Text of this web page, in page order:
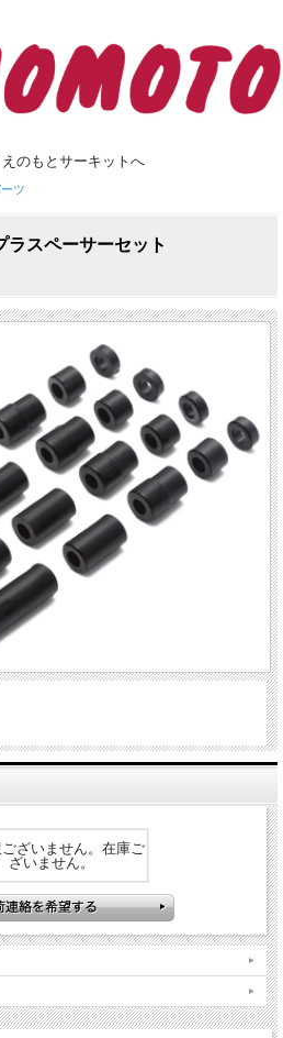
のもとサーキットへ
ツ
スペーサーセット
ざいません。在庫ご
ざいません。